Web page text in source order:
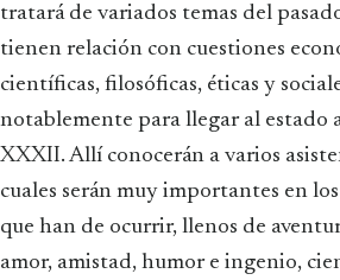
tratará de variados temas del
tienen relación con cuestiones
científicas, filosóficas, éticas y
notablemente para llegar al estado
XXXII. Allí conocerán a varios
cuales serán muy importantes en
que han de ocurrir, llenos de
amor, amistad, humor e ingenio,